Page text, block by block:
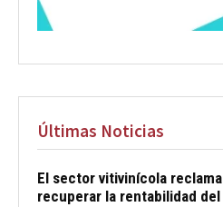
Últimas Noticias
El sector vitivinícola
recuperar la rentabilidad